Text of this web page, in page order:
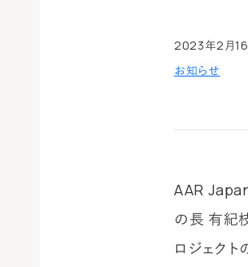
2023年2月
お知らせ
AAR
の長 有紀
ロジェク